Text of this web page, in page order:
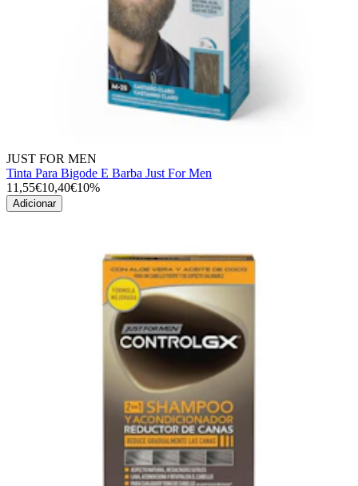
JUST FOR MEN
Tinta Para Bigode E Barba Just For Men
11,55€10,40€10%
Adicionar